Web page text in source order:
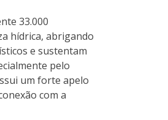
33.000
hídrica, abrigando
e sustentam
pelo
um forte apelo
com a